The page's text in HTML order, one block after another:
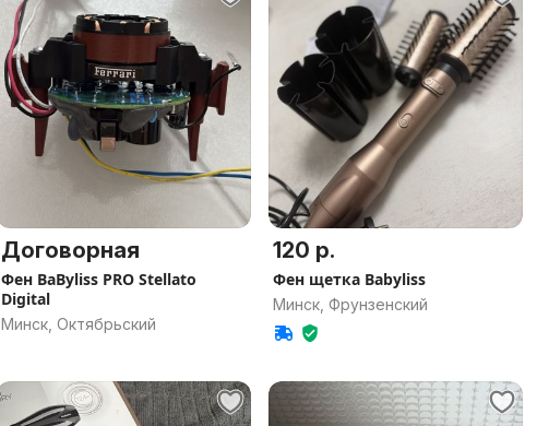
Договорная
Фен BaByliss PRO Stellato
Digital
Минск, Октябрьский
120 р.
Фен щетка Babyliss
Минск, Фрунзенский